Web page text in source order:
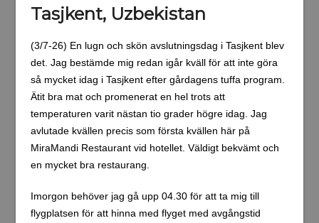
Tasjkent, Uzbekistan
(3/7-26) En lugn och skön avslutningsdag i Tasjkent blev
det. Jag bestämde mig redan igår kväll för att inte göra
så mycket idag i Tasjkent efter gårdagens tuffa program.
Ätit bra mat och promenerat en hel trots att
temperaturen varit nästan tio grader högre idag. Jag
avlutade kvällen precis som första kvällen här på
MiraMandi Restaurant vid hotellet. Väldigt bekvämt och
en mycket bra restaurang.
Imorgon behöver jag gå upp 04.30 för att ta mig till
flygplatsen för att hinna med flyget med avgångstid